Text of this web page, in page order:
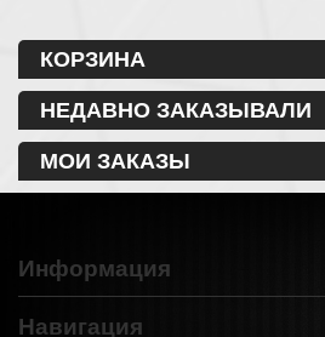
КОРЗИНА
НЕДАВНО ЗАКАЗЫВАЛИ
МОИ ЗАКАЗЫ
Информация
Навигация